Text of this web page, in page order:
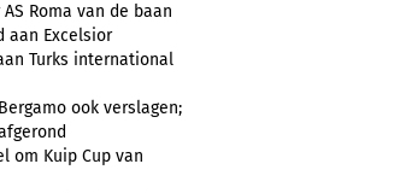
Roma van de baan
aan Excelsior
Turks international
ook verslagen;
om Kuip Cup van